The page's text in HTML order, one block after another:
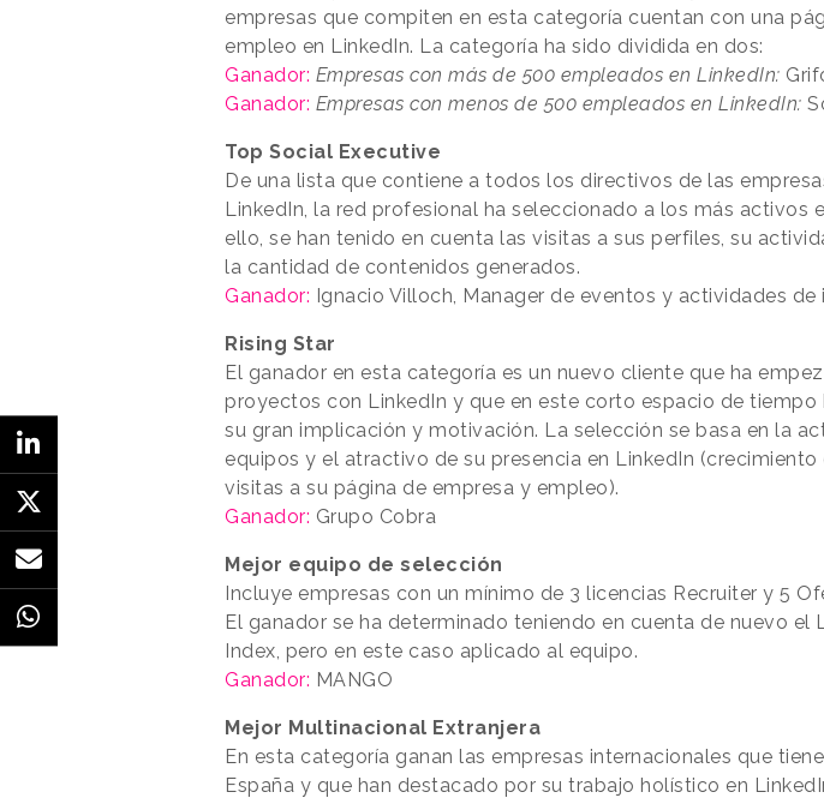
empresas que compiten en esta categoría cuentan con una
empleo en LinkedIn. La categoría ha sido dividida en dos:
Ganador: Empresas con más de 500 empleados en LinkedIn:
Ganador: Empresas con menos de 500 empleados en LinkedIn:
Top Social Executive
De una lista que contiene a todos los directivos de las
LinkedIn, la red profesional ha seleccionado a los más activos
ello, se han tenido en cuenta las visitas a sus perfiles, su
la cantidad de contenidos generados.
Ganador: Ignacio Villoch, Manager de eventos y actividades de
Rising Star
El ganador en esta categoría es un nuevo cliente que ha
proyectos con LinkedIn y que en este corto espacio de tiempo
su gran implicación y motivación. La selección se basa en la
equipos y el atractivo de su presencia en LinkedIn (crecimiento
visitas a su página de empresa y empleo).
Ganador: Grupo Cobra
Mejor equipo de selección
Incluye empresas con un mínimo de 3 licencias Recruiter y 5
El ganador se ha determinado teniendo en cuenta de nuevo el
Index, pero en este caso aplicado al equipo.
Ganador: MANGO
Mejor Multinacional Extranjera
En esta categoría ganan las empresas internacionales que
España y que han destacado por su trabajo holístico en